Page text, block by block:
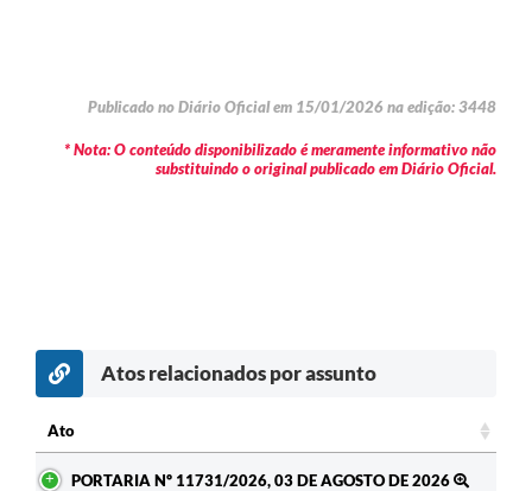
Publicado no Diário Oficial em 15/01/2026 na edição: 3448
* Nota: O conteúdo disponibilizado é meramente informativo não
substituindo o original publicado em Diário Oficial.
Atos relacionados por assunto
Ato
PORTARIA Nº 11731/2026, 03 DE AGOSTO DE 2026